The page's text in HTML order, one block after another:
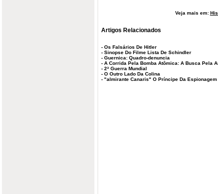
Veja mais em:
Artigos Relacionados
- Os Falsários De Hitler
- Sinopse Do Filme Lista De Schindler
- Guernica: Quadro-denuncia
- A Corrida Pela Bomba Atômica: A Busca Pela
- 2ª Guerra Mundial
- O Outro Lado Da Colina
- "almirante Canaris" O Príncipe Da Espionagem